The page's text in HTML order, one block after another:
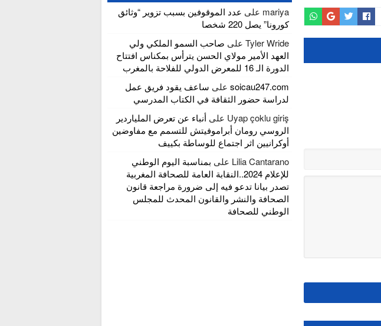
mariya على عدد الموقوفين بسبب تزوير “وثائق
كورونا” يصل 220 شخصا
Tyler Wrideعلى صاحب السمو الملكي ولي
العهد الأمير مولاي الحسن يترأس بمكناس افتتاح
الدورة الـ 16 للمعرض الدولي للفلاحة بالمغرب
soicau247.comعلى ساعف يقود فريق عمل
لدراسة حضور الثقافة في الكتاب المدرسي
Uyap çoklu giriş على أنباء عن تعرض الملياردير
الروسي رومان أبراموفيتش للتسمم مع مفاوضين
أوكرانيين اثر اجتماع للوساطة بكييف
Lilia Cantarano على بمناسبة اليوم الوطني
للإعلام 2024..النقابة العامة للصحافة المغربية
تصدر بيانا تدعو فيه إلى ضرورة مراجعة قانون
الصحافة والنشر والقانون المحدث للمجلس
الوطني للصحافة